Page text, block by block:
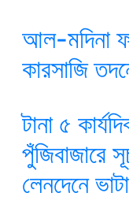
আল-মদিনা
কারসাজি
টানা ৫
পুঁজিবাজারে
লেনদেনে ভাটা